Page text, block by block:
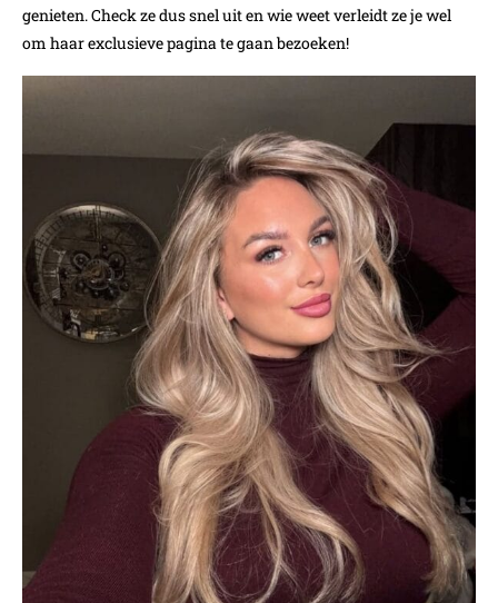
genieten. Check ze dus snel uit en wie weet verleidt ze je wel
om haar exclusieve pagina te gaan bezoeken!